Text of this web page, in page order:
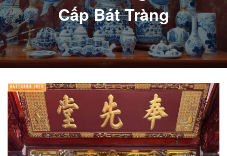
Cấp Bát Tràng